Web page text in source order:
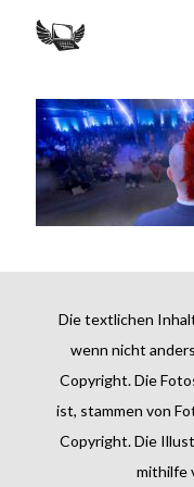
Die textlichen
wenn nicht
Copyright. Die
ist, stammen von
Copyright. Die
mithilfe